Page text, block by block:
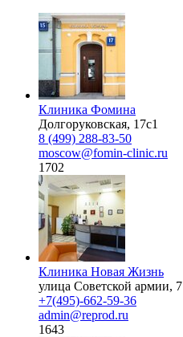
Клиника Фомина
Долгоруковская, 17с1
8 (499) 288-83-50
moscow@fomin-clinic.ru
1702
Клиника Новая Жизнь
улица Советской армии, 7
+7(495)-662-59-36
admin@reprod.ru
1643